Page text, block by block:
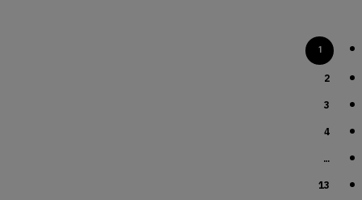
1
2
3
4
…
13